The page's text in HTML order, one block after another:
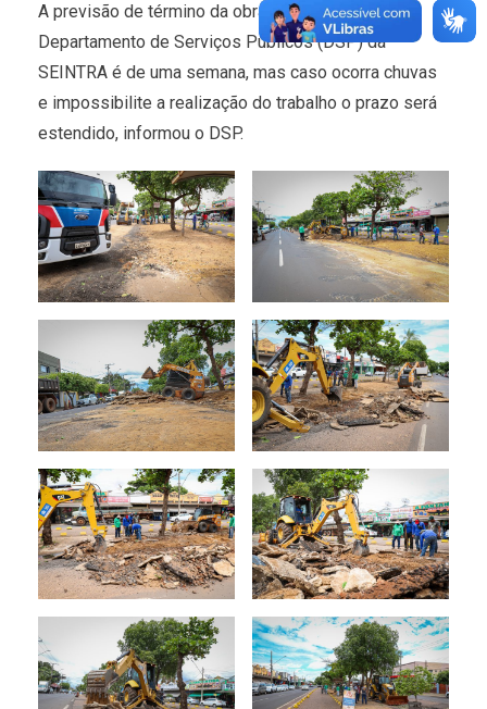
A previsão de término da obra executada pelo
Departamento de Serviços Públicos (DSP) da
SEINTRA é de uma semana, mas caso ocorra chuvas
e impossibilite a realização do trabalho o prazo será
estendido, informou o DSP.